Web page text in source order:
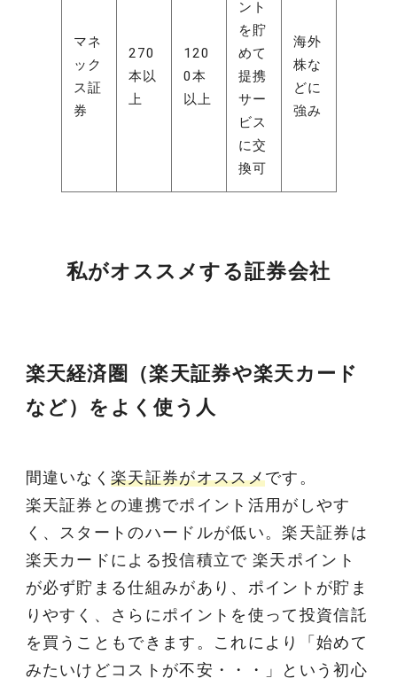
マネ
ック
ス証
券
270
本以
上
120
0本
以上
ント
を貯
めて
提携
サー
ビス
に交
換可
海外
株な
どに
強み
私がオススメする証券会社
楽天経済圏（楽天証券や楽天カード
など）をよく使う人
間違いなく楽天証券がオススメです。
楽天証券との連携でポイント活用がしやす
く、スタートのハードルが低い。楽天証券は
楽天カードによる投信積立で 楽天ポイント
が必ず貯まる仕組みがあり、ポイントが貯ま
りやすく、さらにポイントを使って投資信託
を買うこともできます。これにより「始めて
みたいけどコストが不安・・・」という初心